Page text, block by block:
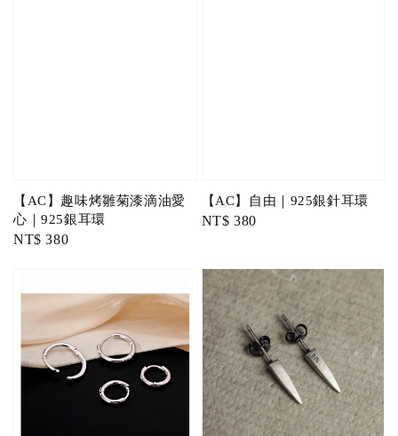
【AC】趣味烤雛菊漆滴油愛
心｜925銀耳環
Regular
NT$ 380
【AC】自由｜925銀針耳環
Regular
NT$ 380